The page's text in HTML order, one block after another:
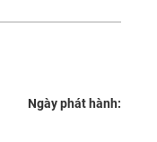
Ngày phát hành: